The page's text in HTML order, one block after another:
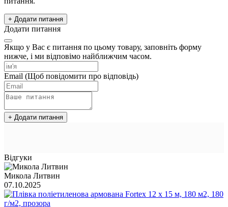
+ Додати питання
Додати питання
Якщо у Вас є питання по цьому товару, заповніть форму
нижче, і ми відповімо найближчим часом.
Email (Щоб повідомити про відповідь)
+ Додати питання
Відгуки
Микола Литвин
07.10.2025